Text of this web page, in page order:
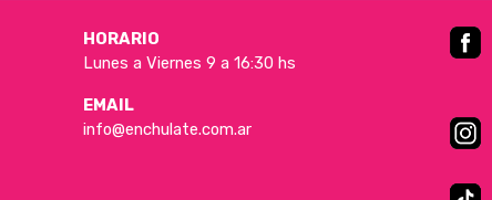
HORARIO
Lunes a Viernes 9 a 16:30 hs
EMAIL
info@enchulate.com.ar